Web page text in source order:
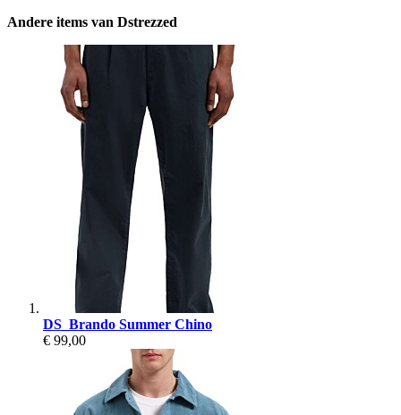
Andere items van Dstrezzed
DS_Brando Summer Chino
€ 99,00